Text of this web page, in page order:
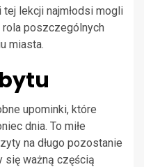
tej lekcji najmłodsi mogli
poszczególnych
miasta.
upominki, które
dnia. To miłe
na długo pozostanie
się ważną częścią